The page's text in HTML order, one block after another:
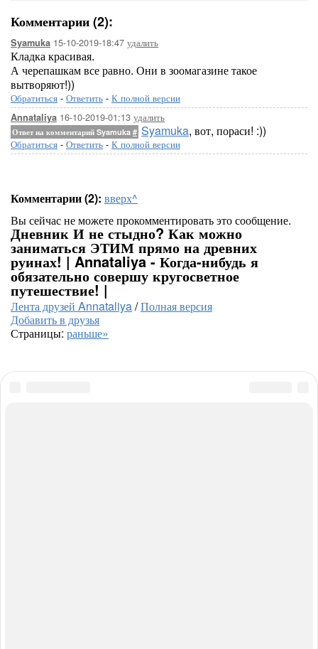
Комментарии (2):
Syamuka 15-10-2019-18:47 удалить
Кладка красивая.
А черепашкам все равно. Они в зоомагазине такое
вытворяют!))
Обратиться - Ответить - К полной версии
Annataliya 16-10-2019-01:13 удалить
Ответ на комментарий Syamuka # Syamuka, вот, пораси! :))
Обратиться - Ответить - К полной версии
Комментарии (2): вверх^
Вы сейчас не можете прокомментировать это сообщение.
Дневник И не стыдно? Как можно
заниматься ЭТИМ прямо на древних
руинах! | Annataliya - Когда-нибудь я
обязательно совершу кругосветное
путешествие! |
Лента друзей Annataliya/Полная версия
Добавить в друзья
Страницы: раньше»